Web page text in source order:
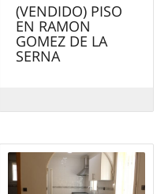
(VENDIDO) PISO
EN RAMON
GOMEZ DE LA
SERNA